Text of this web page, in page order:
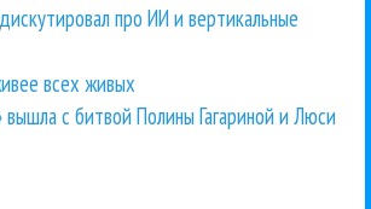
про ИИ и вертикальные
всех живых
вышла с битвой Полины Гагариной и Люси